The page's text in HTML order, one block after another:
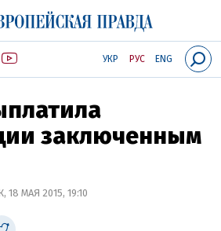
УКР РУС ENG
заключенным
МАЯ 2015, 19:10